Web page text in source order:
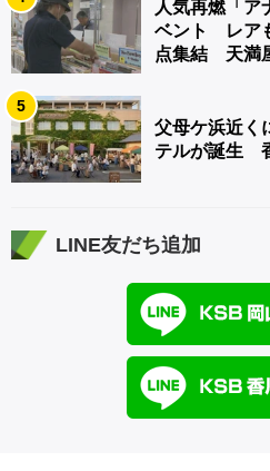
人気再燃「ア
ベント レア
点集結 天満
5
父母ケ浜近く
テルが誕生
LINE友だち追加